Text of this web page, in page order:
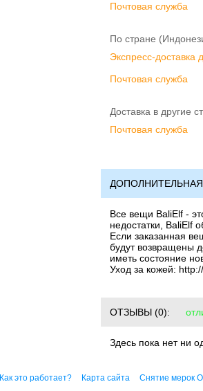
Почтовая служба
По стране
Экспресс-доставка
Почтовая служба
Доставка в другие
Почтовая служба
Все вещи BaliElf -
недостатки, BaliElf
Если заказанная
будут возвращены
иметь состояние
Уход за кожей:
ОТЗЫВЫ (0):
Здесь пока нет ни
Как это работает? Карта сайта Снятие мерок